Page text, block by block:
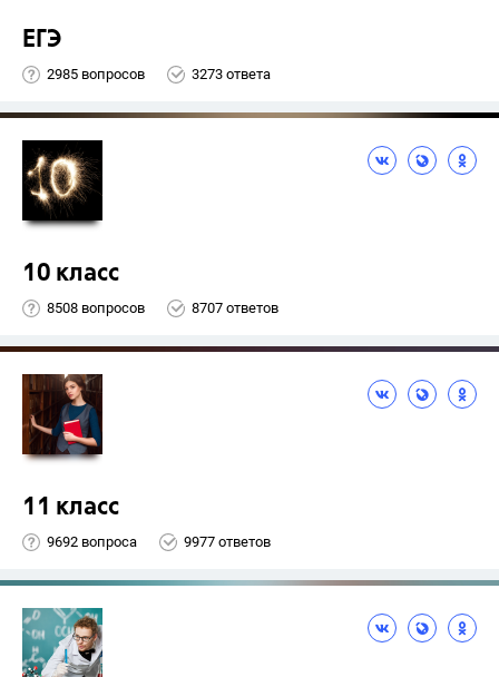
ЕГЭ
2985 вопросов 3273 ответа
10 класс
8508 вопросов 8707 ответов
11 класс
9692 вопроса 9977 ответов